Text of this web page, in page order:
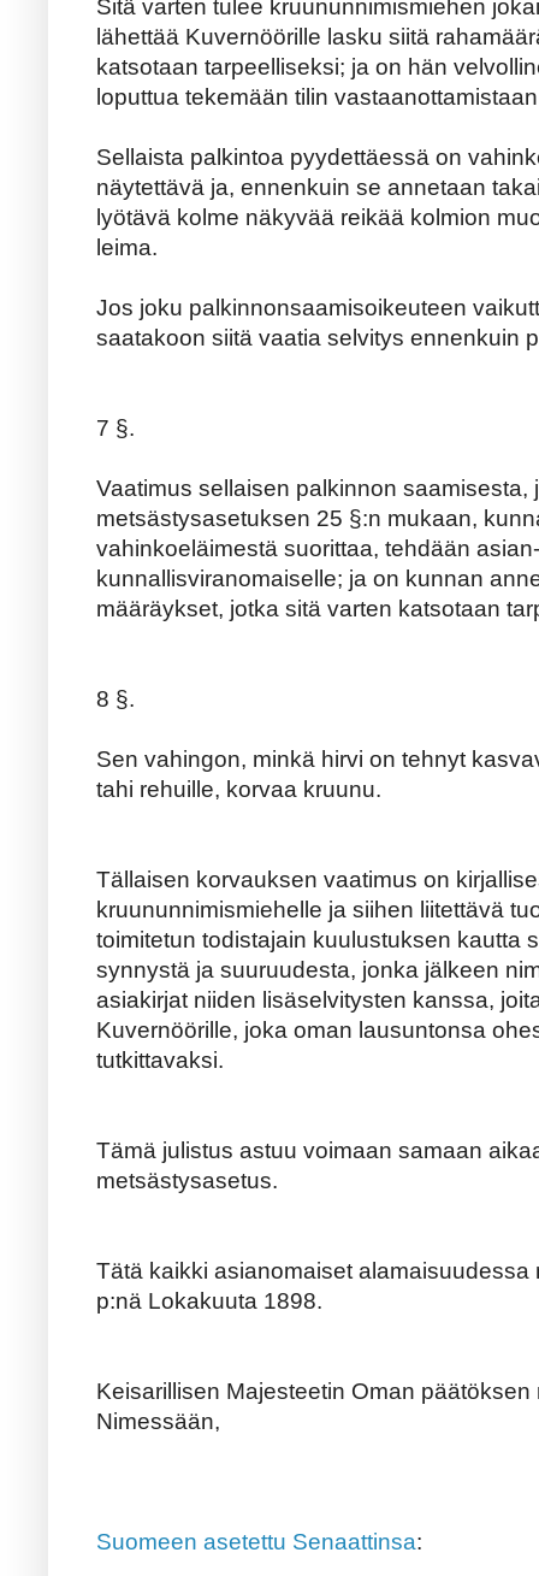
Sitä varten tulee kruununnimismiehen
lähettää Kuvernöörille lasku siitä
katsotaan tarpeelliseksi; ja on hän
loputtua tekemään tilin
Sellaista palkintoa pyydettäessä on
näytettävä ja, ennenkuin se annetaan
lyötävä kolme näkyvää reikää kolmion
leima.
Jos joku palkinnonsaamisoikeuteen
saatakoon siitä vaatia selvitys ennenkuin
7 §.
Vaatimus sellaisen palkinnon
metsästysasetuksen 25 §:n mukaan,
vahinkoeläimestä suorittaa, tehdään
kunnallisviranomaiselle; ja on kunnan
määräykset, jotka sitä varten katsotaan
8 §.
Sen vahingon, minkä hirvi on tehnyt
tahi rehuille, korvaa kruunu.
Tällaisen korvauksen vaatimus on
kruununnimismiehelle ja siihen liitettävä
toimitetun todistajain kuulustuksen kautta
synnystä ja suuruudesta, jonka jälkeen
asiakirjat niiden lisäselvitysten kanssa,
Kuvernöörille, joka oman lausuntonsa
tutkittavaksi.
Tämä julistus astuu voimaan samaan
metsästysasetus.
Tätä kaikki asianomaiset
p:nä Lokakuuta 1898.
Keisarillisen Majesteetin Oman
Nimessään,
Suomeen asetettu Senaattinsa: